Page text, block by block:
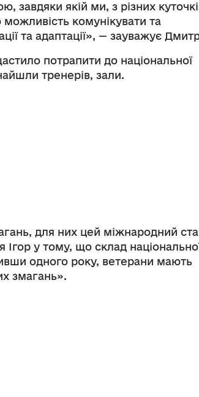
завдяки якій ми, з різних
комунікувати та
та адаптації», — зауважує
потрапити до національної
тренерів, зали.
для них цей міжнародний
у тому, що склад
одного року, ветерани мають
змагань».